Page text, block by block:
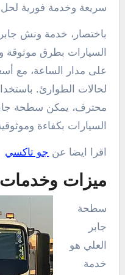
سريعة وخدمة فورية
باختصار، خدمة ونش
السيارات بطرق
على مدار الساعة، مع
لحالات الطوارئ.
محترف، يمكن سطحة
السيارات بكفاءة
اقرا ايضا عن جو تاكسي
ميزات
سطحة
جابر
العلي هو
خدمة